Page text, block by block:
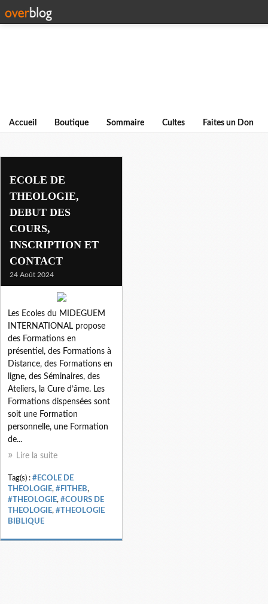
Accueil Boutique Sommaire Cultes Faites un Don
theologie
ECOLE DE
THEOLOGIE,
DEBUT DES
COURS,
INSCRIPTION ET
CONTACT
24 Août 2024
Les Ecoles du MIDEGUEM
INTERNATIONAL propose
des Formations en
présentiel, des Formations à
Distance, des Formations en
ligne, des Séminaires, des
Ateliers, la Cure d’âme. Les
Formations dispensées sont
soit une Formation
personnelle, une Formation
de...
Lire la suite
Tag(s) : #ECOLE DE
THEOLOGIE, #FITHEB,
#THEOLOGIE, #COURS DE
THEOLOGIE, #THEOLOGIE
BIBLIQUE